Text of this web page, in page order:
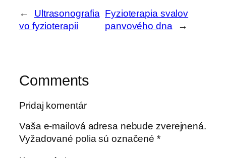
←
Ultrasonografia
vo fyzioterapii
Fyzioterapia svalov
panvového dna
→
Comments
Pridaj komentár
Vaša e-mailová adresa nebude zverejnená.
Vyžadované polia sú označené*